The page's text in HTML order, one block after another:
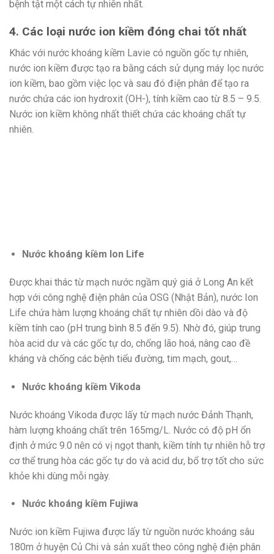
bệnh tật một cách tự nhiên nhất.
4. Các loại nước ion kiềm đóng chai tốt nhất
Khác với nước khoáng kiềm Lavie có nguồn gốc tự nhiên,
nước ion kiềm được tạo ra bằng cách sử dụng máy lọc nước
ion kiềm, bao gồm việc lọc và sau đó điện phân để tạo ra
nước chứa các ion hydroxit (OH-), tính kiềm cao từ 8.5 – 9.5.
Nước ion kiềm không nhất thiết chứa các khoáng chất tự
nhiên.
Nước khoáng kiềm Ion Life
Được khai thác từ mạch nước ngầm quý giá ở Long An kết
hợp với công nghệ điện phân của OSG (Nhật Bản), nước Ion
Life chứa hàm lượng khoáng chất tự nhiên dồi dào và độ
kiềm tính cao (pH trung bình 8.5 đến 9.5). Nhờ đó, giúp trung
hòa acid dư và các gốc tự do, chống lão hoá, nâng cao đề
kháng và chống các bệnh tiểu đường, tim mạch, gout,…
Nước khoáng kiềm Vikoda
Nước khoáng Vikoda được lấy từ mạch nước Đảnh Thạnh,
hàm lượng khoáng chất trên 165mg/L. Nước có độ pH ổn
định ở mức 9.0 nên có vị ngọt thanh, kiềm tính tự nhiên hỗ trợ
cơ thể trung hòa các gốc tự do và acid dư, bổ trợ tốt cho sức
khỏe khi dùng mỗi ngày.
Nước khoáng kiềm Fujiwa
Nước ion kiềm Fujiwa được lấy từ nguồn nước khoáng sâu
180m ở huyện Củ Chi và sản xuất theo công nghệ điện phân